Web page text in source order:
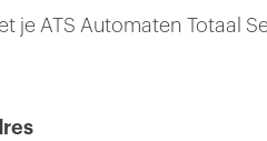
je ATS Automaten Totaal